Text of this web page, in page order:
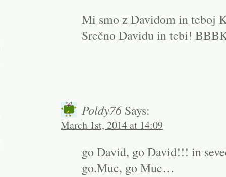
Mi smo z Davidom in teboj
Srečno Davidu in tebi!
Poldy76Says:
March 1st, 2014 at 14:09
go David, go David!!! in
go.Muc, go Muc…